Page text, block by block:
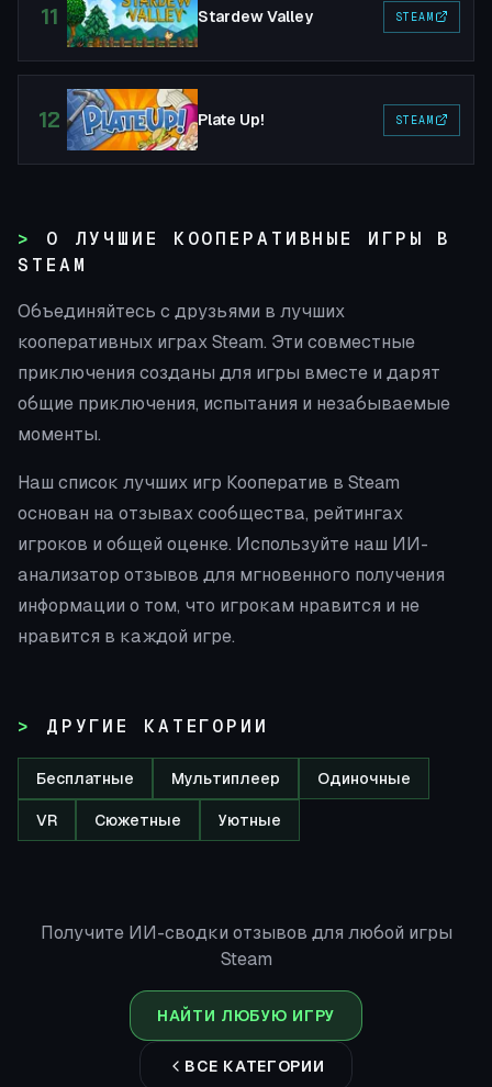
11 Stardew Valley STEAM
12 Plate Up! STEAM
О ЛУЧШИЕ КООПЕРАТИВНЫЕ ИГРЫ В
STEAM
Объединяйтесь с друзьями в лучших
кооперативных играх Steam. Эти совместные
приключения созданы для игры вместе и дарят
общие приключения, испытания и незабываемые
моменты.
Наш список лучших игр Кооператив в Steam
основан на отзывах сообщества, рейтингах
игроков и общей оценке. Используйте наш ИИ-
анализатор отзывов для мгновенного получения
информации о том, что игрокам нравится и не
нравится в каждой игре.
ДРУГИЕ КАТЕГОРИИ
Бесплатные Мультиплеер Одиночные
VR Сюжетные Уютные
Получите ИИ-сводки отзывов для любой игры
Steam
НАЙТИ ЛЮБУЮ ИГРУ
ВСЕ КАТЕГОРИИ